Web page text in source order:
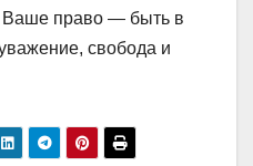
Ваше право — быть в
свобода и